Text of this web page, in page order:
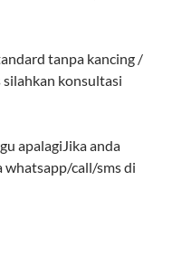
tanpa kancing /
konsultasi
apalagiJika anda
whatsapp/call/sms di